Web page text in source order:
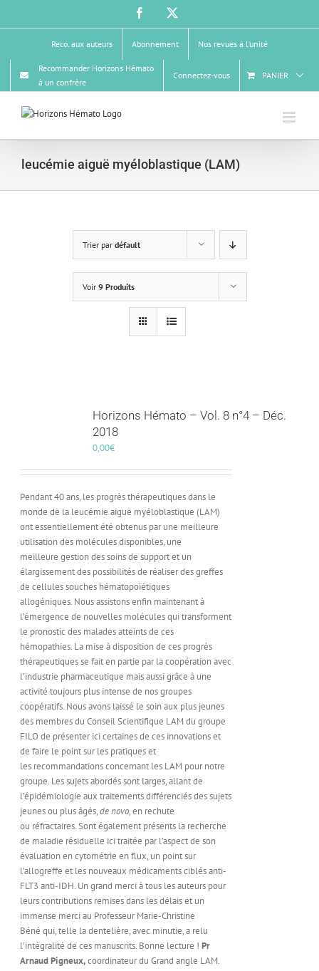
Facebook
Reco. aux auteurs Abonnement Nos revues à l’unité
Recommander Horizons Hémato
à un confrère
Connectez-vous PANIER
leucémie aiguë myéloblastique (LAM)
Trier par défault
Voir 9 Produits
Horizons Hémato – Vol. 8 n°4 – Déc.
2018
0,00€
Pendant 40 ans, les progrès thérapeutiques dans le
monde de la leucémie aiguë myéloblastique (LAM)
ont essentiellement été obtenus par une meilleure
utilisation des molécules disponibles, une
meilleure gestion des soins de support et un
élargissement des possibilités de réaliser des greffes
de cellules souches hématopoïétiques
allogéniques. Nous assistons enfin maintenant à
l’émergence de nouvelles molécules qui transforment
le pronostic des malades atteints de ces
hémopathies. La mise à disposition de ces progrès
thérapeutiques se fait en partie par la coopération avec
l’industrie pharmaceutique mais aussi grâce à une
activité toujours plus intense de nos groupes
coopératifs. Nous avons laissé le soin aux plus jeunes
des membres du Conseil Scientifique LAM du groupe
FILO de présenter ici certaines de ces innovations et
de faire le point sur les pratiques et
les recommandations concernant les LAM pour notre
groupe. Les sujets abordés sont larges, allant de
l’épidémiologie aux traitements différenciés des sujets
jeunes ou plus âgés,de novo, en rechute
ou réfractaires. Sont également présents la recherche
de maladie résiduelle ici traitée par l’aspect de son
évaluation en cytométrie en flux, un point sur
l’allogreffe et les nouveaux médicaments ciblés anti-
FLT3 anti-IDH. Un grand merci à tous les auteurs pour
leurs contributions remises dans les délais et un
immense merci au Professeur Marie-Christine
Béné qui, telle la dentelière, avec minutie, a relu
l’intégralité de ces manuscrits. Bonne lecture !Pr
Arnaud Pigneux,coordinateur du Grand angle LAM.